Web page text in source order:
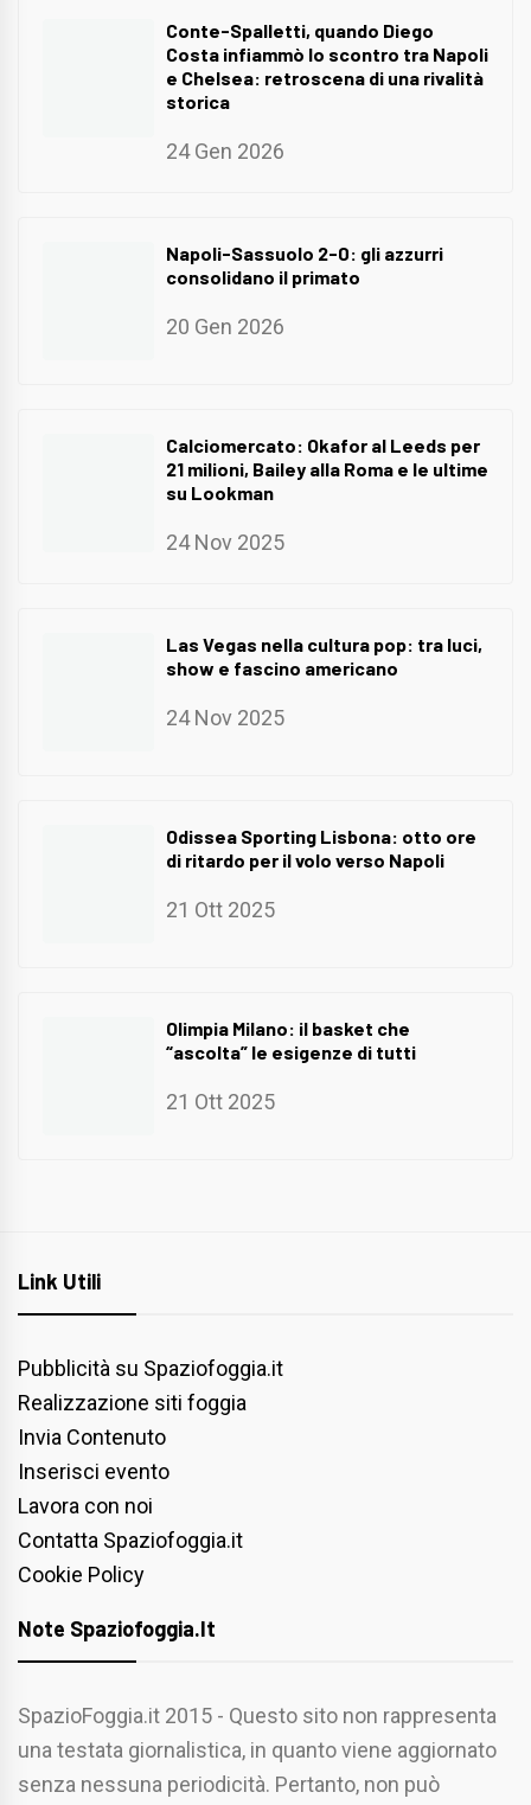
Conte-Spalletti, quando Diego
Costa infiammò lo scontro tra Napoli
e Chelsea: retroscena di una rivalità
storica
24 Gen 2026
Napoli-Sassuolo 2-0: gli azzurri
consolidano il primato
20 Gen 2026
Calciomercato: Okafor al Leeds per
21 milioni, Bailey alla Roma e le ultime
su Lookman
24 Nov 2025
Las Vegas nella cultura pop: tra luci,
show e fascino americano
24 Nov 2025
Odissea Sporting Lisbona: otto ore
di ritardo per il volo verso Napoli
21 Ott 2025
Olimpia Milano: il basket che
“ascolta” le esigenze di tutti
21 Ott 2025
Link Utili
Pubblicità su Spaziofoggia.it
Realizzazione siti foggia
Invia Contenuto
Inserisci evento
Lavora con noi
Contatta Spaziofoggia.it
Cookie Policy
Note Spaziofoggia.it
SpazioFoggia.it 2015 - Questo sito non rappresenta
una testata giornalistica, in quanto viene aggiornato
senza nessuna periodicità. Pertanto, non può